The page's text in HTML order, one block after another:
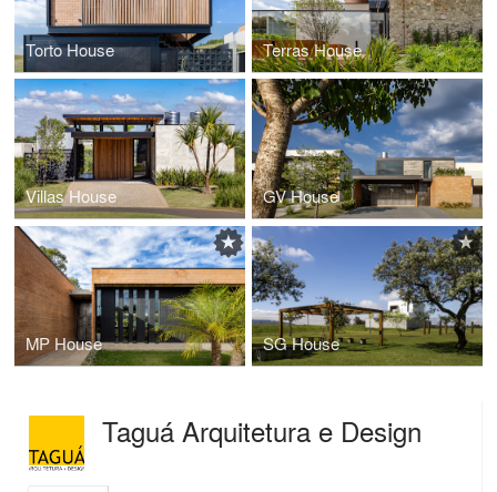
Torto House Terras House
Villas House GV House
MP House SG House
Taguá Arquitetura e Design